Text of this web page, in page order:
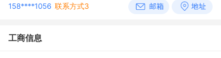
158****1056 联系方式3
工商信息